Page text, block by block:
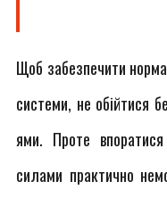
Щоб забезпечити
системи, не обійтися
ями. Проте
силами практично